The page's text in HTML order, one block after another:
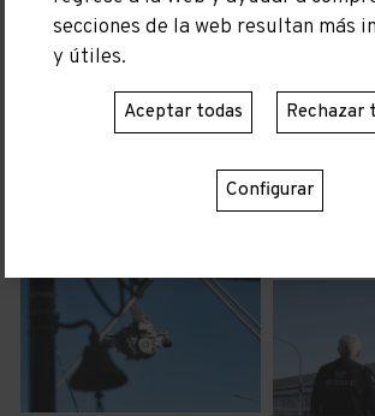
secciones de la web resultan más
y útiles.
Aceptar todas Rechazar
Configurar